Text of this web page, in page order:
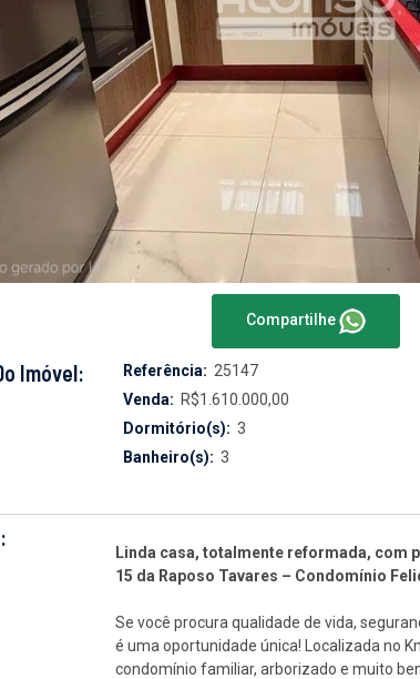
Compartilhe
Imóvel: Referência: 25147
Venda: R$1.610.000,00
Dormitório(s): 3
Banheiro(s): 3
Linda casa, totalmente reformada, com
15 da Raposo Tavares – Condomínio
Se você procura qualidade de vida,
é uma oportunidade única! Localizada no
condomínio familiar, arborizado e muito